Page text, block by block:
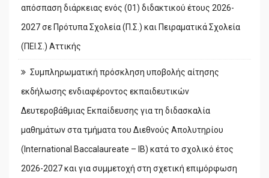
απόσπαση διάρκειας ενός (01) διδακτικού έτους 2026-
2027 σε Πρότυπα Σχολεία (Π.Σ.) και Πειραματικά Σχολεία
(ΠΕΙ.Σ.) Αττικής
Συμπληρωματική πρόσκληση υποβολής αίτησης
εκδήλωσης ενδιαφέροντος εκπαιδευτικών
Δευτεροβάθμιας Εκπαίδευσης για τη διδασκαλία
μαθημάτων στα τμήματα του Διεθνούς Απολυτηρίου
(International Baccalaureate – IB) κατά το σχολικό έτος
2026-2027 και για συμμετοχή στη σχετική επιμόρφωση